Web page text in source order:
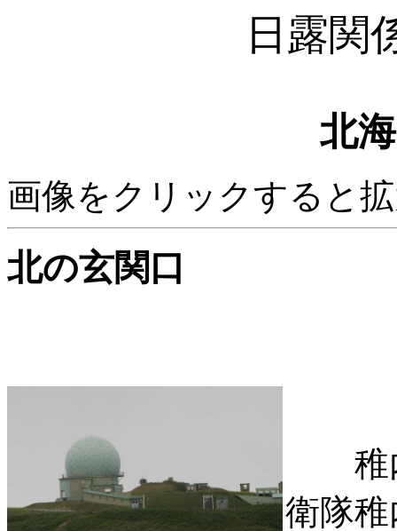
日露関
北
画像をクリックすると
北の玄関口
稚内
衛隊